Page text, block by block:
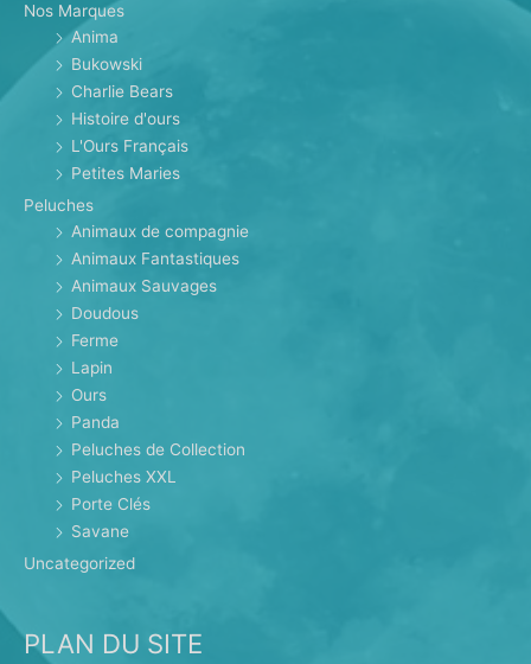
Nos Marques
Anima
Bukowski
Charlie Bears
Histoire d'ours
L'Ours Français
Petites Maries
Peluches
Animaux de compagnie
Animaux Fantastiques
Animaux Sauvages
Doudous
Ferme
Lapin
Ours
Panda
Peluches de Collection
Peluches XXL
Porte Clés
Savane
Uncategorized
PLAN DU SITE